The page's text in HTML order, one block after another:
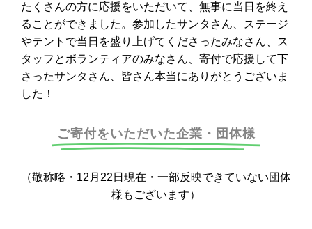
たくさんの方に応援をいただいて、無事に当日を終え
ることができました。参加したサンタさん、ステージ
やテントで当日を盛り上げてくださったみなさん、ス
タッフとボランティアのみなさん、寄付で応援して下
さったサンタさん、皆さん本当にありがとうございま
した！
ご寄付をいただいた企業・団体様
（敬称略・12月22日現在・一部反映できていない団体
様もございます）